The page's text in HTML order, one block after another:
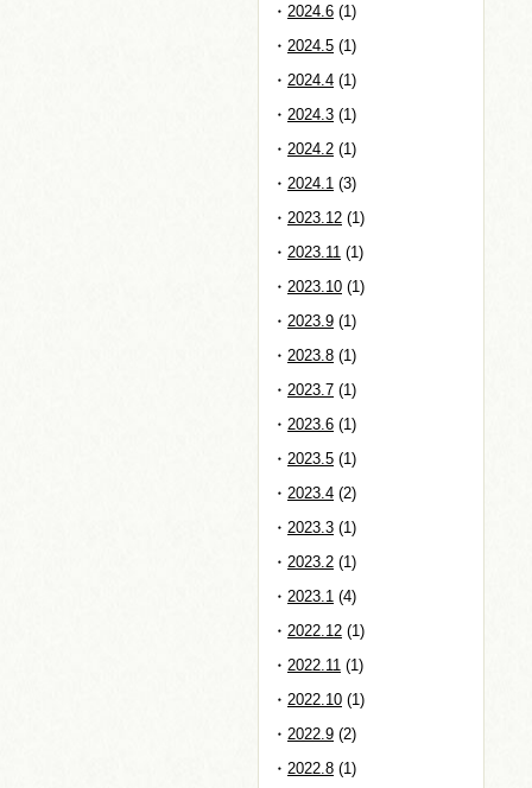
2024.6 (1)
2024.5 (1)
2024.4 (1)
2024.3 (1)
2024.2 (1)
2024.1 (3)
2023.12 (1)
2023.11 (1)
2023.10 (1)
2023.9 (1)
2023.8 (1)
2023.7 (1)
2023.6 (1)
2023.5 (1)
2023.4 (2)
2023.3 (1)
2023.2 (1)
2023.1 (4)
2022.12 (1)
2022.11 (1)
2022.10 (1)
2022.9 (2)
2022.8 (1)